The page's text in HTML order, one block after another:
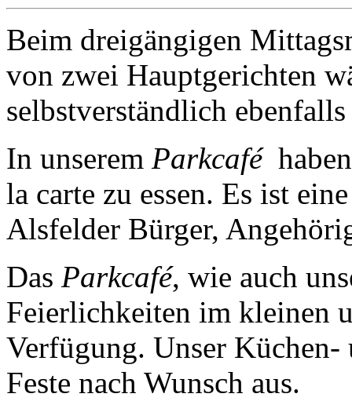
Beim dreigängigen
von zwei Hauptgerichten
selbstverständlich
In unserem Parkcafé
la carte zu essen. Es ist
Alsfelder Bürger,
Das Parkcafé, wie auch
Feierlichkeiten im kleinen
Verfügung. Unser Küchen-
Feste nach Wunsch aus.